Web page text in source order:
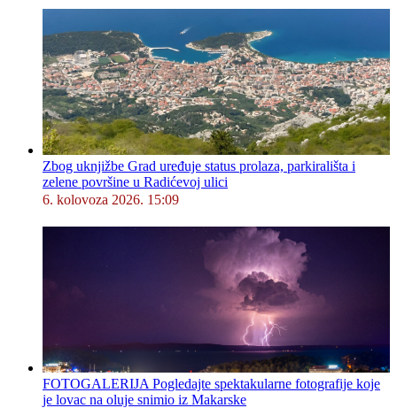
Zbog uknjižbe Grad uređuje status prolaza, parkirališta i
zelene površine u Radićevoj ulici
6. kolovoza 2026. 15:09
FOTOGALERIJA Pogledajte spektakularne fotografije koje
je lovac na oluje snimio iz Makarske